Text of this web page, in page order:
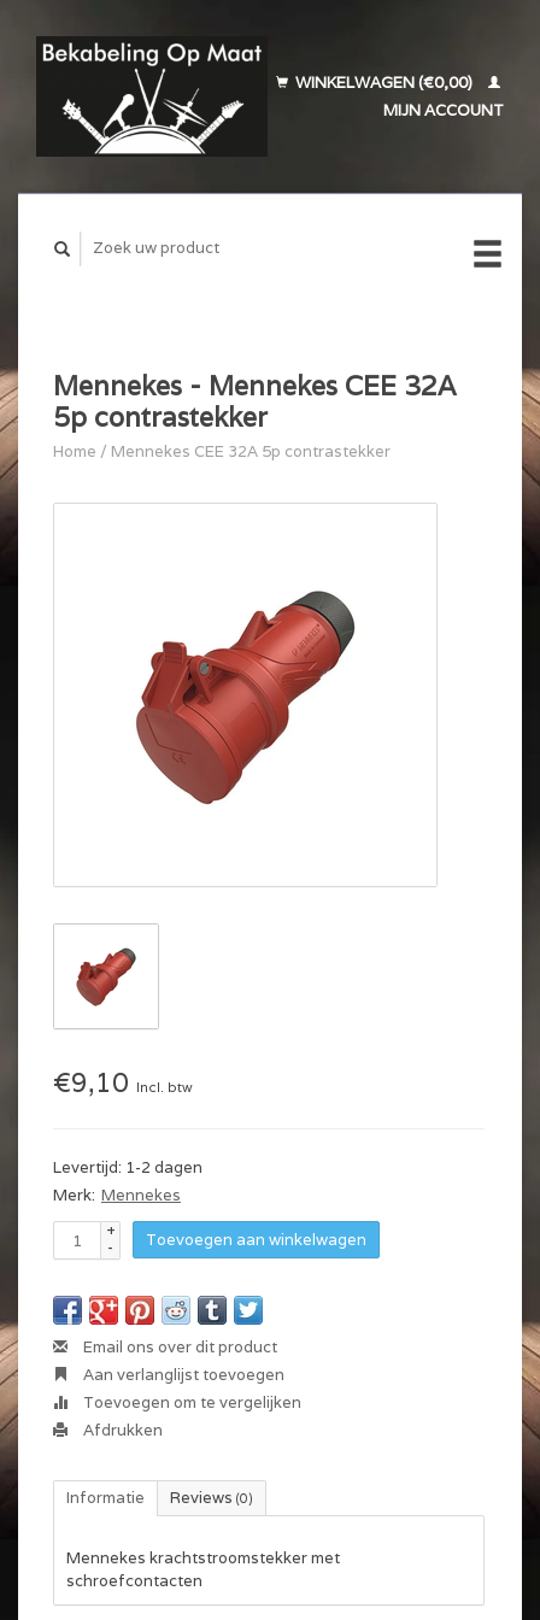
WINKELWAGEN (€0,00)
MIJN ACCOUNT
Mennekes - Mennekes CEE 32A
5p contrastekker
Home / Mennekes CEE 32A 5p contrastekker
€9,10 Incl. btw
Levertijd: 1-2 dagen
Merk: Mennekes
+
-
Toevoegen aan winkelwagen
Email ons over dit product
Aan verlanglijst toevoegen
Toevoegen om te vergelijken
Afdrukken
Informatie Reviews (0)
Mennekes krachtstroomstekker met
schroefcontacten